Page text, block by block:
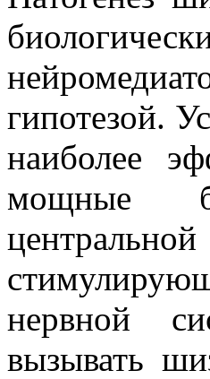
гипотезой.
наиболее
мощные
нервной
вызывать